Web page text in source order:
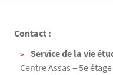
Texte
Contact :
Service de la vie
Centre Assas – 5e